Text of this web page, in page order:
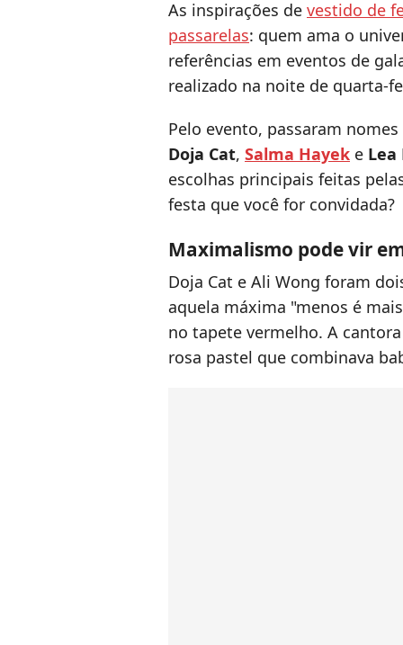
As inspirações de vestido de
passarelas: quem ama o
referências em eventos de
realizado na noite de quarta-
Pelo evento, passaram
Doja Cat, Salma Hayek e Lea
escolhas principais feitas
festa que você for convidada?
Maximalismo pode vir
Doja Cat e Ali Wong foram
aquela máxima "menos é
no tapete vermelho. A
rosa pastel que combinava